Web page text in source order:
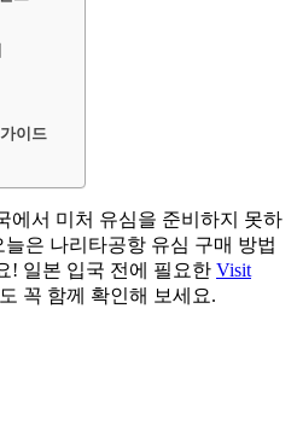
이드
에서 미처 유심을 준비하지 못하
은 나리타공항 유심 구매 방법
! 일본 입국 전에 필요한 Visit
도 꼭 함께 확인해 보세요.